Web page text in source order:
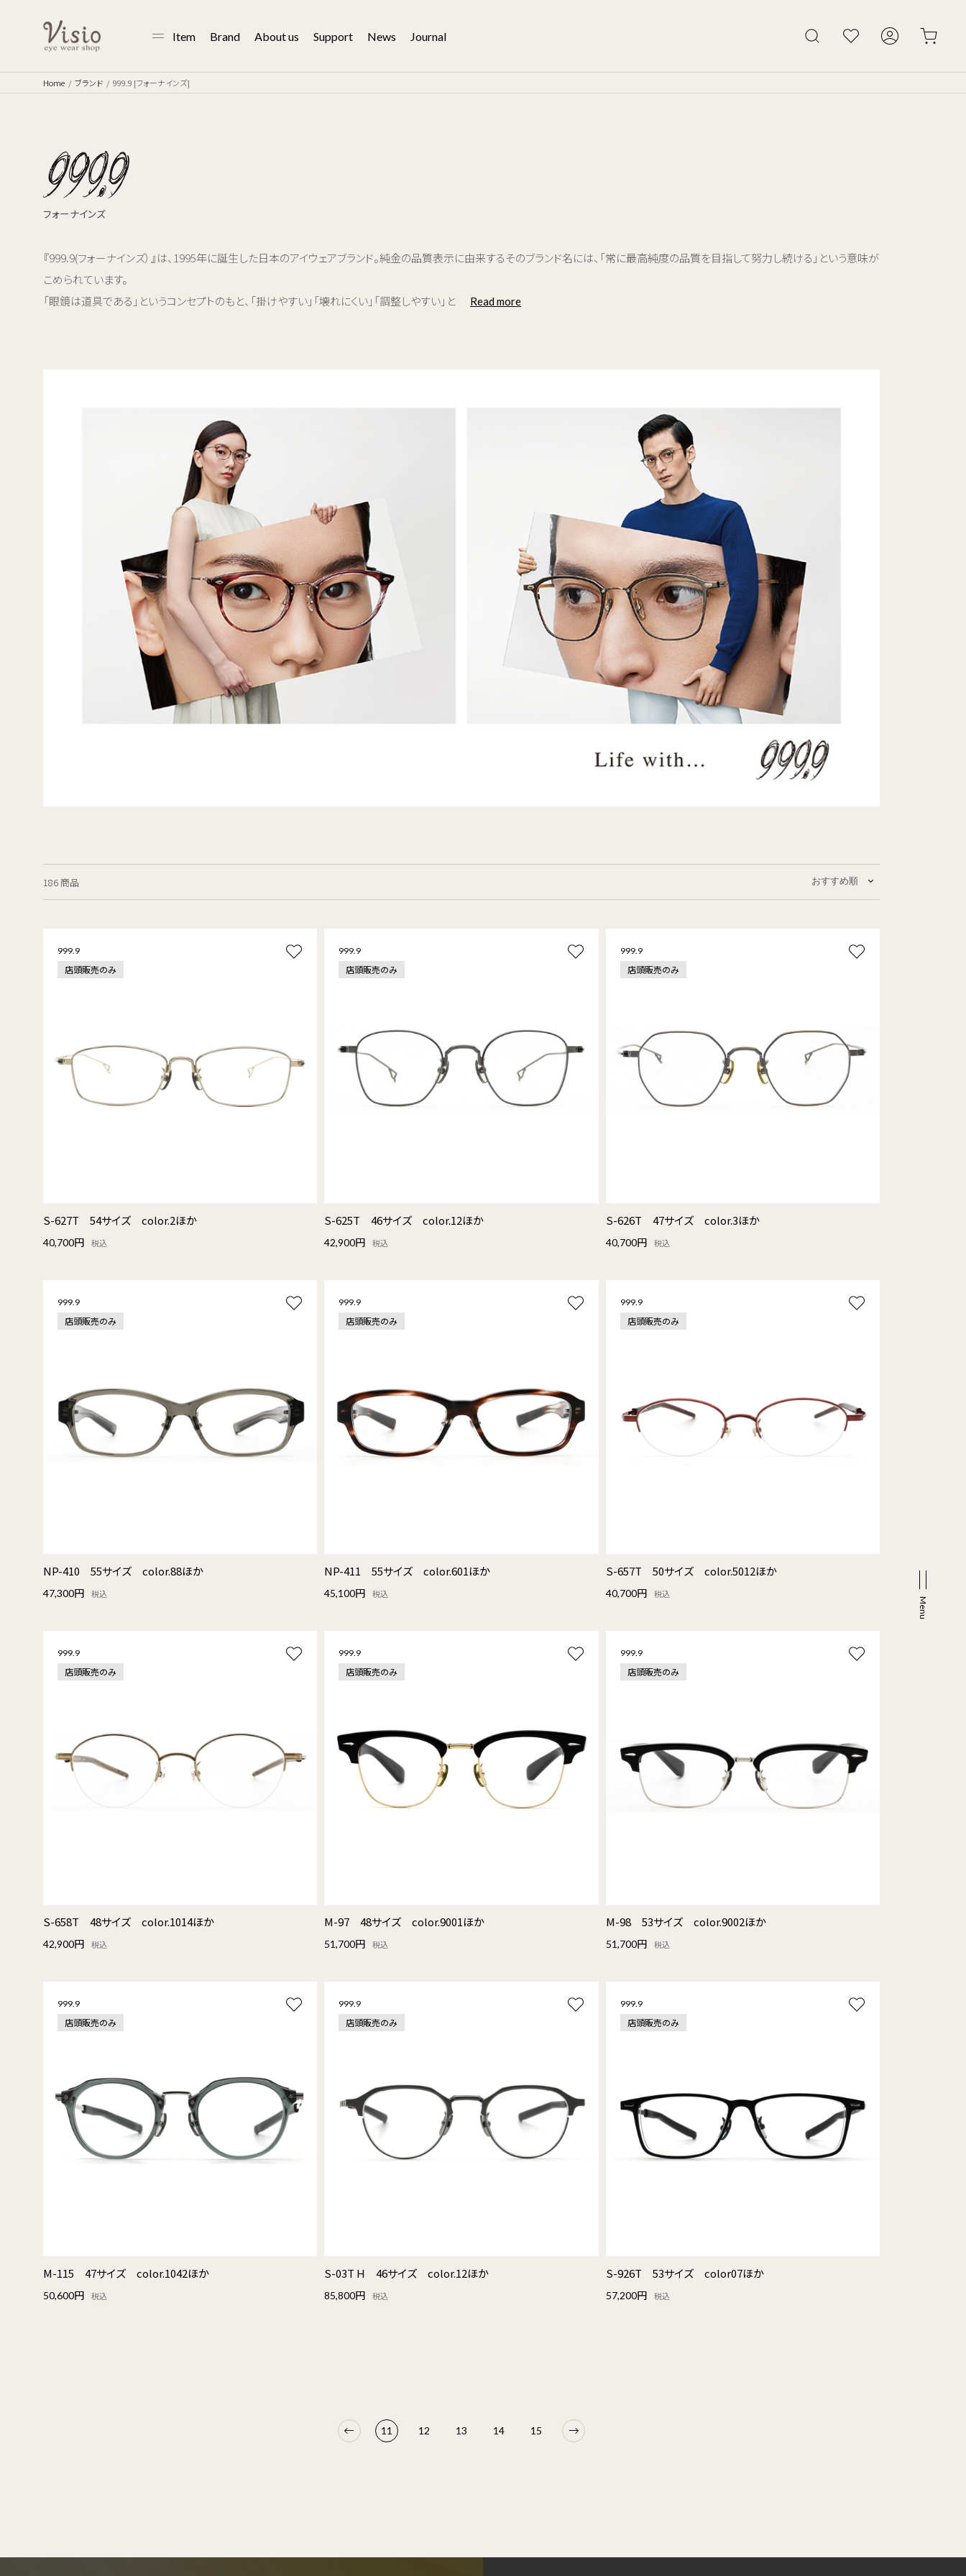
Item Brand About us Support News Journal
Home ブランド 999.9 [フォーナインズ]
フォーナインズ
『999.9(フォーナインズ）』は、1995年に誕生した日本のアイウェアブランド。純金の品質表示に由来するそのブランド名には、「常に最高純度の品質を目指して努力し続ける」という意味が
こめられています。
「眼鏡は道具である」というコンセプトのもと、「掛けやすい」「壊れにくい」「調整しやすい」と
Read more
186 商品
999.9
店頭販売のみ
S-627T 54サイズ color.2ほか
40,700円 税込
999.9
店頭販売のみ
S-625T 46サイズ color.12ほか
42,900円 税込
999.9
店頭販売のみ
S-626T 47サイズ color.3ほか
40,700円 税込
999.9
店頭販売のみ
NP-410 55サイズ color.88ほか
47,300円 税込
999.9
店頭販売のみ
NP-411 55サイズ color.601ほか
45,100円 税込
999.9
店頭販売のみ
S-657T 50サイズ color.5012ほか
40,700円 税込
999.9
店頭販売のみ
S-658T 48サイズ color.1014ほか
42,900円 税込
999.9
店頭販売のみ
M-97 48サイズ color.9001ほか
51,700円 税込
999.9
店頭販売のみ
M-98 53サイズ color.9002ほか
51,700円 税込
999.9
店頭販売のみ
M-115 47サイズ color.1042ほか
50,600円 税込
999.9
店頭販売のみ
S-03T H 46サイズ color.12ほか
85,800円 税込
999.9
店頭販売のみ
S-926T 53サイズ color07ほか
57,200円 税込
11 12 13 14 15